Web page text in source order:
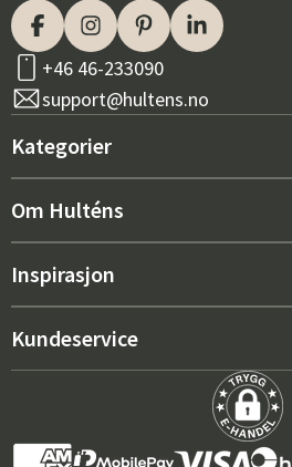
+46 46-233090
support@hultens.no
Kategorier
Nytt hos oss
Innredning
Om Hulténs
Om Hulténs
Salgsavdeling
Inspirasjon
Bestselger
De riktige putene for maksimal
Kundeservice
Kjøpsvilkår